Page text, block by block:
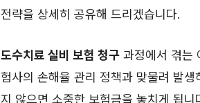
전략을 상세히 공유해 드리겠습니다.
도수치료 실비 보험 청구 과정에서 겪는
험사의 손해율 관리 정책과 맞물려 발
지 않으면 소중한 보험금을 놓치게 됩